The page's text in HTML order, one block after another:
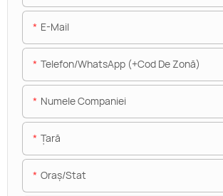
E-Mail
Telefon/WhatsApp (+Cod De Zonă)
Numele Companiei
Ţară
Oraș/stat